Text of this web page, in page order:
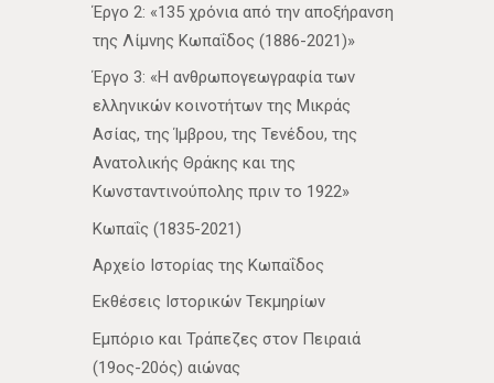
Έργο 2: «135 χρόνια από την αποξήρανση
της Λίμνης Κωπαΐδος (1886-2021)»
Έργο 3: «Η ανθρωπογεωγραφία των
ελληνικών κοινοτήτων της Μικράς
Ασίας, της Ίμβρου, της Τενέδου, της
Ανατολικής Θράκης και της
Κωνσταντινούπολης πριν το 1922»
Κωπαΐς (1835-2021)
Αρχείο Ιστορίας της Κωπαΐδος
Εκθέσεις Ιστορικών Τεκμηρίων
Εμπόριο και Τράπεζες στον Πειραιά
(19ος-20ός) αιώνας